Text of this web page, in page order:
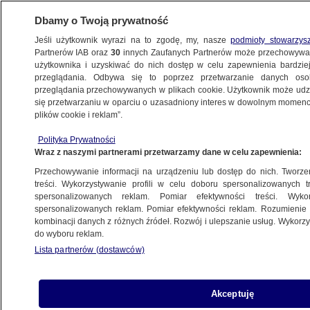
POLSKA
mieszkania. Wbrew temu, co mówił
7.05.2025, 09:46
Posłuchaj artykułu
Czyta lektor AI
Dbamy o Twoją prywatność
Jeśli użytkownik wyrazi na to zgodę, my, naszepodmioty
Partnerów IAB oraz30 innych Zaufanych Partnerów może
użytkownika i uzyskiwać do nich dostęp w celu zapewnienia
przeglądania. Odbywa się to poprzez przetwarzanie danych
przeglądania przechowywanych w plikach cookie. Użytkownik może
się przetwarzaniu w oparciu o uzasadniony interes w dowolnym
plików cookie i reklam”.
Polityka Prywatności
Wraz z naszymi partnerami przetwarzamy dane w celu zapewnienia:
Przechowywanie informacji na urządzeniu lub dostęp do nich.
treści. Wykorzystywanie profili w celu doboru spersonalizowanych
spersonalizowanych reklam. Pomiar efektywności treści.
spersonalizowanych reklam. Pomiar efektywności reklam.
kombinacji danych z różnych źródeł. Rozwój i ulepszanie usług.
do wyboru reklam.
Lista partnerów (dostawców)
Akceptuję